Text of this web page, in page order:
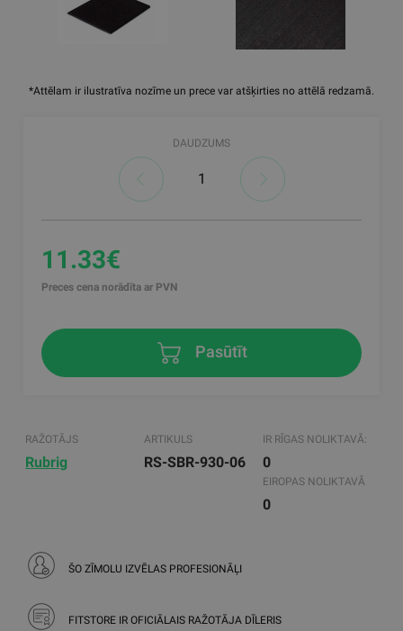
*Attēlam ir ilustratīva nozīme un prece var atšķirties no attēlā redzamā.
DAUDZUMS
11.33€
Preces cena norādīta ar PVN
Pasūtīt
RAŽOTĀJS
Rubrig
ARTIKULS
RS-SBR-930-06
IR RĪGAS NOLIKTAVĀ:
0
EIROPAS NOLIKTAVĀ
0
ŠO ZĪMOLU IZVĒLAS PROFESIONĀĻI
FITSTORE IR OFICIĀLAIS RAŽOTĀJA DĪLERIS